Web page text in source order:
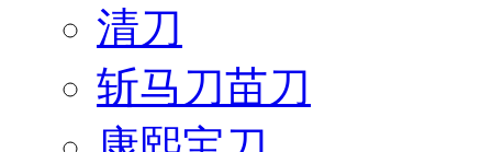
清刀
斩马刀苗刀